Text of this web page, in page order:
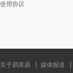
使用协议
关于易库易 媒体报道